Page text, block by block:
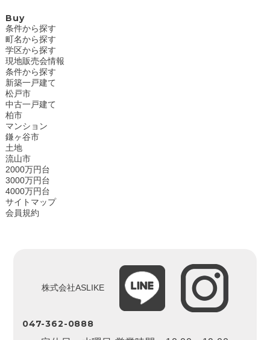
Buy
条件から探す
町名から探す
学区から探す
現地販売会情報
条件から探す
新築一戸建て
松戸市
中古一戸建て
柏市
マンション
鎌ヶ谷市
土地
流山市
2000万円台
3000万円台
4000万円台
サイトマップ
会員規約
株式会社ASLIKE
047-362-0888